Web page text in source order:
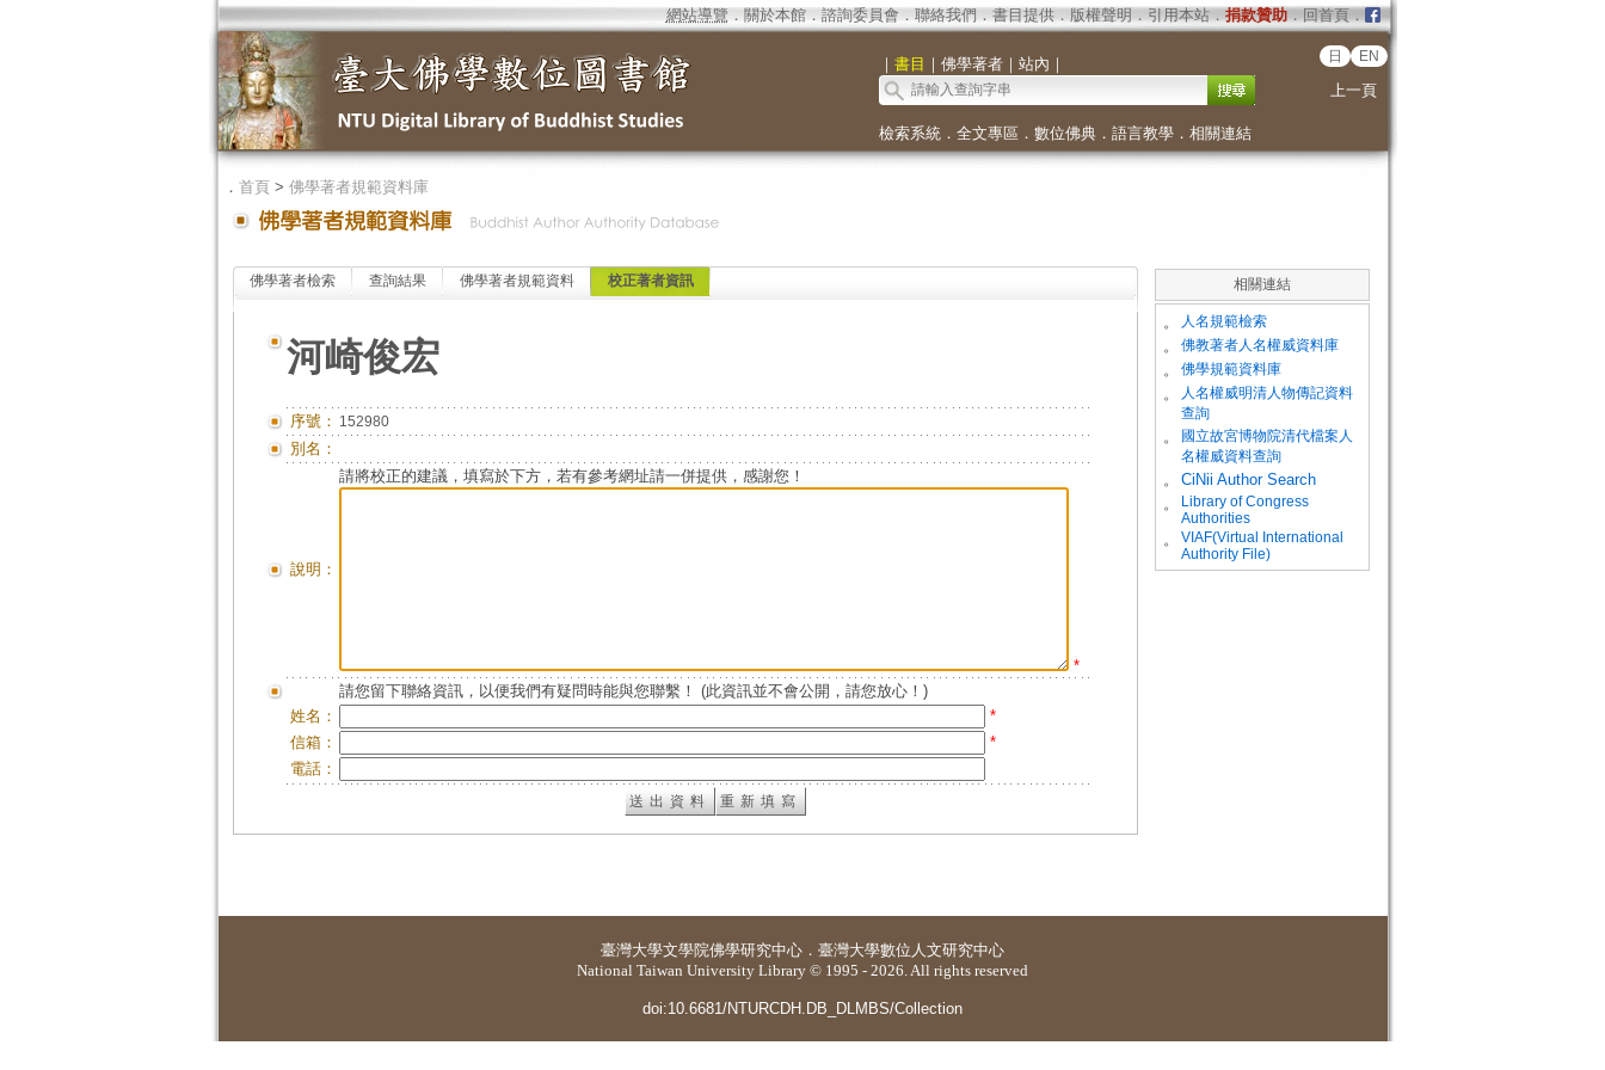
網站導覽 ． 關於本館． 諮詢委員會． 聯絡我們 ． 書目提供． 版權聲明 ． 引用本站． 捐款贊助．回首頁．
｜ 書目 ｜ 佛學著者｜ 站內 ｜ 日 EN
上一頁
檢索系統． 全文專區 ． 數位佛典． 語言教學． 相關連結
． 首頁> 佛學著者規範資料庫
佛學著者檢索 查詢結果 佛學著者規範資料 校正著者資訊
河崎俊宏
序號： 152980
別名：
說明：
請將校正的建議，填寫於下方，若有參考網址請一併提供，感謝您！
*
請您留下聯絡資訊，以便我們有疑問時能與您聯繫！ (此資訊並不會公開，請您放心！)
姓名：
*
信箱：
*
電話：
相關連結
。 人名規範檢索
。 佛教著者人名權威資料庫
。 佛學規範資料庫
。
人名權威明清人物傳記資料
查詢
。
國立故宮博物院清代檔案人
名權威資料查詢
。
CiNii Author Search
。
Library of Congress
Authorities
。
VIAF(Virtual International
Authority File)
臺灣大學文學院佛學研究中心 ． 臺灣大學數位人文研究中心
National Taiwan University Library © 1995 - 2026. All rights reserved
doi:10.6681/NTURCDH.DB_DLMBS/Collection